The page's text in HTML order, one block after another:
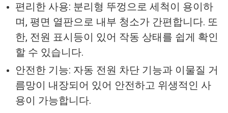
편리한 사용: 분리형 뚜껑으로 세척이 용이하
며, 평면 열판으로 내부 청소가 간편합니다. 또
한, 전원 표시등이 있어 작동 상태를 쉽게 확인
할 수 있습니다.
안전한 기능: 자동 전원 차단 기능과 이물질 거
름망이 내장되어 있어 안전하고 위생적인 사
용이 가능합니다.